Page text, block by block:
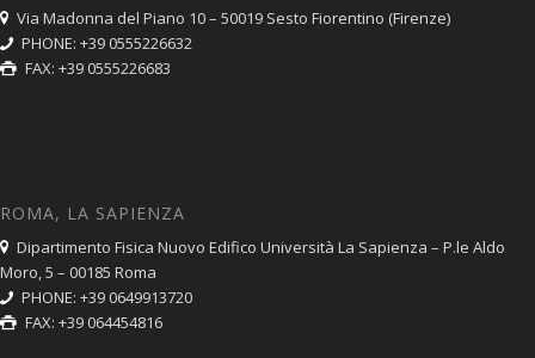
Via Madonna del Piano 10 – 50019 Sesto Fiorentino (Firenze)
PHONE: +39 0555226632
FAX: +39 0555226683
ROMA, LA SAPIENZA
Dipartimento Fisica Nuovo Edifico Università La Sapienza – P.le Aldo
Moro, 5 – 00185 Roma
PHONE: +39 0649913720
FAX: +39 064454816